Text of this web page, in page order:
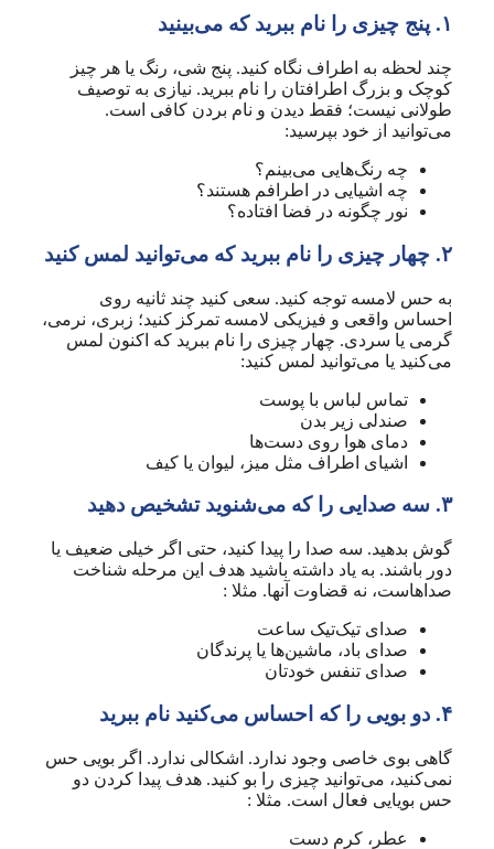
۱. پنج چیزی را نام ببرید که می‌بینید
چند لحظه به اطراف نگاه کنید. پنج شی، رنگ یا هر چیز
کوچک و بزرگ اطرافتان را نام ببرید. نیازی به توصیف
طولانی نیست؛ فقط دیدن و نام بردن کافی است.
می‌توانید از خود بپرسید:
چه رنگ‌هایی می‌بینم؟
چه اشیایی در اطرافم هستند؟
نور چگونه در فضا افتاده؟
۲. چهار چیزی را نام ببرید که می‌توانید لمس کنید
به حس لامسه توجه کنید. سعی کنید چند ثانیه روی
احساس واقعی و فیزیکی لامسه تمرکز کنید؛ زبری، نرمی،
گرمی یا سردی. چهار چیزی را نام ببرید که اکنون لمس
می‌کنید یا می‌توانید لمس کنید:
تماس لباس با پوست
صندلی زیر بدن
دمای هوا روی دست‌ها
اشیای اطراف مثل میز، لیوان یا کیف
۳. سه صدایی را که می‌شنوید تشخیص دهید
گوش بدهید. سه صدا را پیدا کنید، حتی اگر خیلی ضعیف یا
دور باشند. به یاد داشته باشید هدف این مرحله شناخت
صداهاست، نه قضاوت آنها. مثلا :
صدای تیک‌تیک ساعت
صدای باد، ماشین‌ها یا پرندگان
صدای تنفس خودتان
۴. دو بویی را که احساس می‌کنید نام ببرید
گاهی بوی خاصی وجود ندارد. اشکالی ندارد. اگر بویی حس
نمی‌کنید، می‌توانید چیزی را بو کنید. هدف پیدا کردن دو
حس بویایی فعال است. مثلا :
عطر، کرم دست